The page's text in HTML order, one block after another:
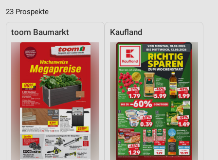
23 Prospekte
toom Baumarkt Kaufland